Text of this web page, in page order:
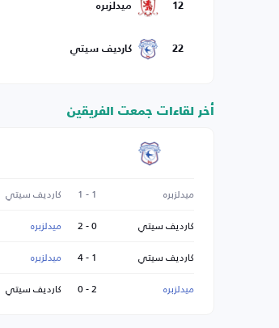
12 ميدلزبره
22 كارديف سيتي
أخر لقاءات جمعت الفريقين
ميدلزبره 1 - 1 كارديف سيتي
كارديف سيتي
0 - 2 ميدلزبره
كارديف سيتي
1 - 4 ميدلزبره
ميدلزبره
2 - 0 كارديف سيتي